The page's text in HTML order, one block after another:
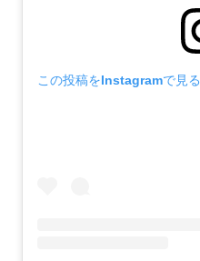
この投稿をInstagramで見る